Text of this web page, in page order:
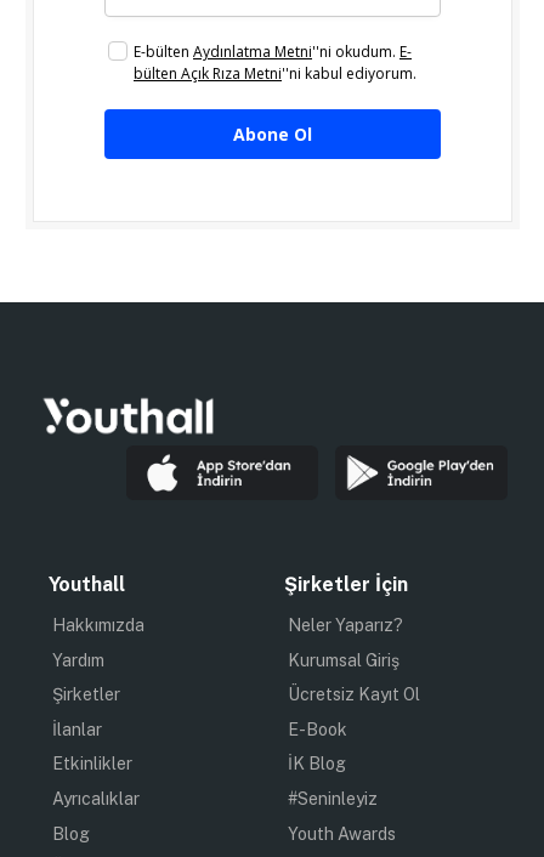
E-bülten Aydınlatma Metni''ni okudum. E-
bülten Açık Rıza Metni''ni kabul ediyorum.
Abone Ol
Youthall
Hakkımızda
Yardım
Şirketler
İlanlar
Etkinlikler
Ayrıcalıklar
Blog
Şirketler İçin
Neler Yaparız?
Kurumsal Giriş
Ücretsiz Kayıt Ol
E-Book
İK Blog
#Seninleyiz
Youth Awards